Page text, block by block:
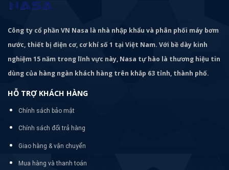
Công ty cổ phần VN Nasa là nhà nhập khẩu và phân phối máy bơm
nước, thiết bị điện cơ, cơ khí số 1 tại Việt Nam. Với bề dày kinh
nghiệm 15 năm trong lĩnh vực này, Nasa tự hào là thương hiệu tin
dùng của hàng ngàn khách hàng trên khắp 63 tỉnh, thành phố.
HỖ TRỢ KHÁCH HÀNG
Chính sách bảo mật
Chính sách đổi trả hàng
Giao hàng & vận chuyển
Mua hàng và thanh toán